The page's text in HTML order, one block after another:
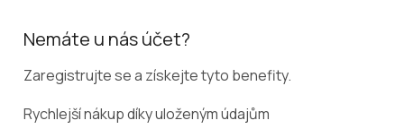
Nemáte u nás účet?
Zaregistrujte se a získejte tyto benefity.
Rychlejší nákup díky uloženým údajům